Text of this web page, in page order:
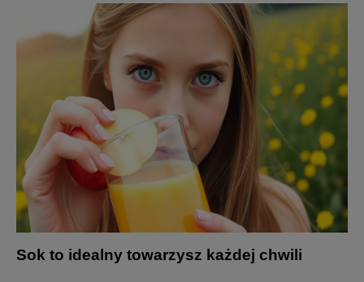
Sok to idealny towarzysz każdej chwili